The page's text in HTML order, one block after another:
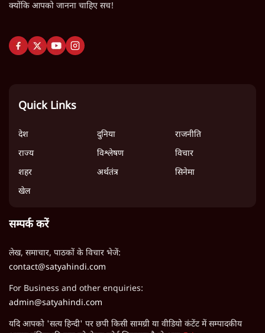
क्योंकि आपको जानना चाहिए सच!
Quick Links
देश दुनिया
राजनीति
राज्य
विश्लेषण
विचार
शहर
अर्थतंत्र
सिनेमा
खेल
सम्पर्क करें
लेख, समाचार, पाठकों के विचार भेजें:
contact@satyahindi.com
For Business and other enquiries:
admin@satyahindi.com
यदि आपको 'सत्य हिन्दी' पर छपी किसी सामग्री या वीडियो कंटेंट में सम्पादकीय